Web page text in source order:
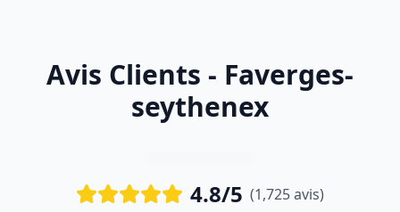
Avis Clients - Faverges-
seythenex
4.8/5 (1,725 avis)